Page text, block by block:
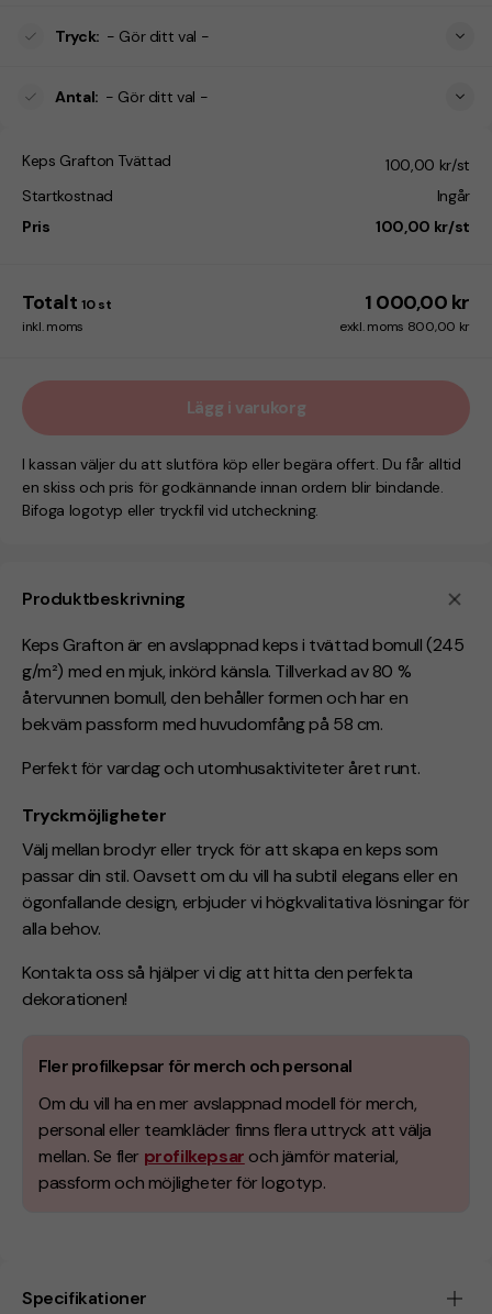
Produktbeskrivning
Keps Grafton är en avslappnad keps i tvättad bomull (245
g/m²) med en mjuk, inkörd känsla. Tillverkad av 80 %
återvunnen bomull, den behåller formen och har en
bekväm passform med huvudomfång på 58 cm.
Perfekt för vardag och utomhusaktiviteter året runt.
Tryckmöjligheter
Välj mellan brodyr eller tryck för att skapa en keps som
passar din stil. Oavsett om du vill ha subtil elegans eller en
ögonfallande design, erbjuder vi högkvalitativa lösningar för
alla behov.
Kontakta oss så hjälper vi dig att hitta den perfekta
dekorationen!
Fler profilkepsar för merch och personal
Om du vill ha en mer avslappnad modell för merch,
personal eller teamkläder finns flera uttryck att välja
mellan. Se fler profilkepsar och jämför material,
passform och möjligheter för logotyp.
Specifikationer
Tryck: - Gör ditt val -
Antal: - Gör ditt val -
Keps Grafton Tvättad
100,00 kr/st
Startkostnad
Ingår
Pris
100,00 kr/st
Totalt 10 st 1 000,00 kr
inkl. moms exkl. moms 800,00 kr
Lägg i varukorg
I kassan väljer du att slutföra köp eller begära offert. Du får alltid
en skiss och pris för godkännande innan ordern blir bindande.
Bifoga logotyp eller tryckfil vid utcheckning.